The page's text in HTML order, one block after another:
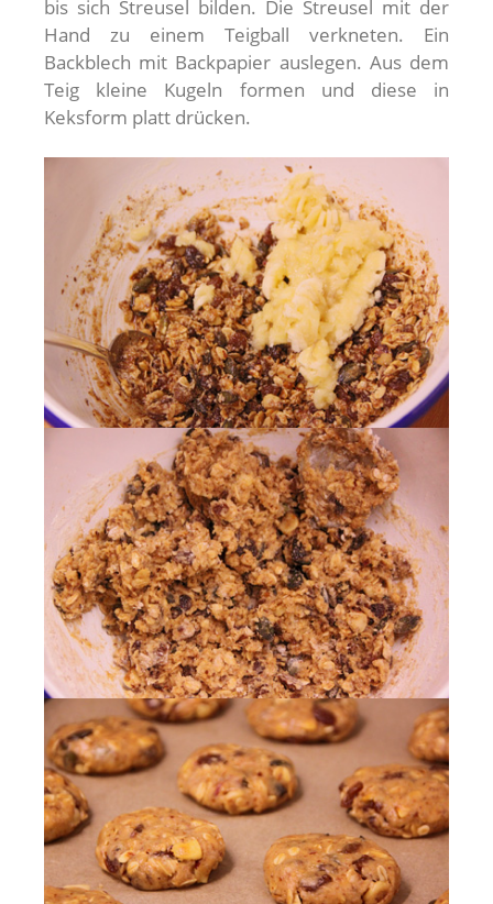
bis sich Streusel bilden. Die Streusel mit der
Hand zu einem Teigball verkneten. Ein
Backblech mit Backpapier auslegen. Aus dem
Teig kleine Kugeln formen und diese in
Keksform platt drücken.